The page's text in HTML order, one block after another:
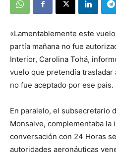
«Lamentablemente este
partía mañana no fue
Interior, Carolina Tohá,
vuelo que pretendía trasladar
no fue aceptado por ese país.
En paralelo, el subsecretario
Monsalve, complementaba la
conversación con 24 Horas
autoridades aeronáuticas